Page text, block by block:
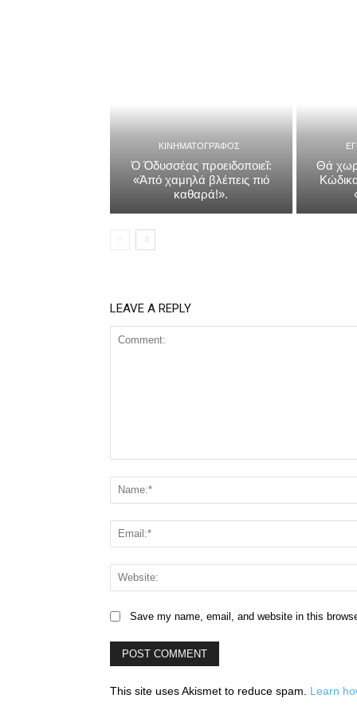
ΚΙΝΗΜΑΤΟΓΡΆΦΟΣ
Ὁ Ὀδυσσέας προειδοποιεῖ:
«Ἀπό χαμηλά βλέπεις πιό
καθαρά!».
Θά
LEAVE A REPLY
Save my name, email, and website in this
This site uses Akismet to reduce spam. Learn